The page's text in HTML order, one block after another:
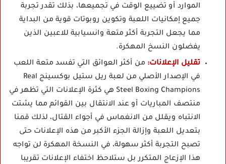
الموارد أو تضييع الوقت في تجميعها، بذلك تقدر تجربة
جميع إمكانيات اللعبة وتكوين روبوتات قوية من البداية
مما يجعل التجربة أكثر متعة وانسيابية للاعبين الذين
يفضلون النسخ المهكرة.
تقليل الإعلانات: من أكثر العوائق التي تفسد متعة اللعب
في الإصدار الأصلي من لعبة ريل ستيل بوكسينج Real
Steel Boxing Champions هي كثرة الإعلانات التي تظهر في
منتصف المباريات أو عند الانتقال بين القوائم مما يشتت
الانتباه ويقلل من الانغماس في أجواء القتال، لذلك قمنا
بتعديل اللعبة وإزالة الجزء الأكبر من هذه الإعلانات حتى
تصبح التجربة أكثر سهولة، في النسخة المهكرة لن تواجه
هذا الإزعاج المتكرر بل ستلاحظ اختفاء الإعلانات تقريبا